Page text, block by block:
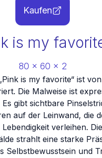
Kaufen
is my
80 x 60 x 2
is my favorite“ ist
Die Malweise ist
gibt sichtbare
auf der Leinwand, die
Lebendigkeit verleihen.
strahlt eine starke
Selbstbewusstsein und